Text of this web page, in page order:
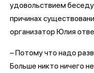
удовольствием
причинах
организатор Юлия
– Потому что надо
Больше никто ничего